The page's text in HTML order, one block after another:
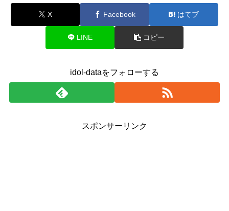
X Facebook はてブ
LINE コピー
idol-dataをフォローする
スポンサーリンク